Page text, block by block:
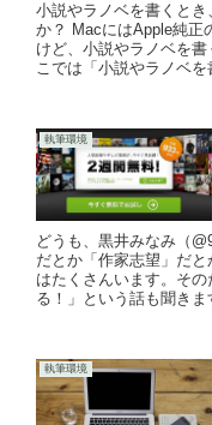
小説やラノベを書くと
か？ MacにはApple純正
けど、小説やラノベを
こでは「小説やラノベ
執筆環境
どうも、黒井みなみ（
だとか「作家志望」だ
はたくさんいます。そ
る！」という話も聞きま
執筆環境